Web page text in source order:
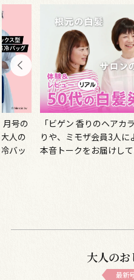
め上が
する
YouTuberの森嶋マリ
帖』のためにレシピ動
した！ 簡単にできるイ
大人の
最新